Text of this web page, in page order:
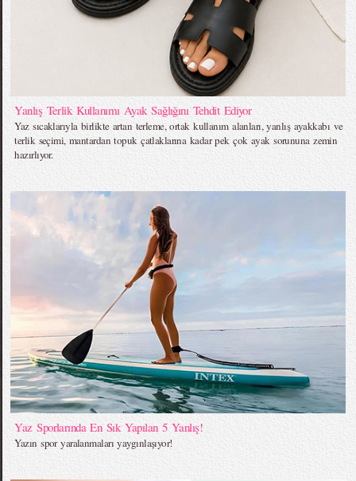
Yanlış Terlik Kullanımı Ayak Sağlığını Tehdit Ediyor
Yaz sıcaklarıyla birlikte artan terleme, ortak kullanım alanları, yanlış ayakkabı ve
terlik seçimi, mantardan topuk çatlaklarına kadar pek çok ayak sorununa zemin
hazırlıyor.
Yaz Sporlarında En Sık Yapılan 5 Yanlış!
Yazın spor yaralanmaları yaygınlaşıyor!